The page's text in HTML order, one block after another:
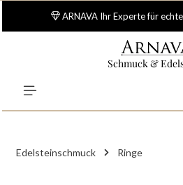
Zum Hauptinhalt springen
ARNAVA Ihr Experte für
Schmuck &
Edelsteinschmuck Ringe